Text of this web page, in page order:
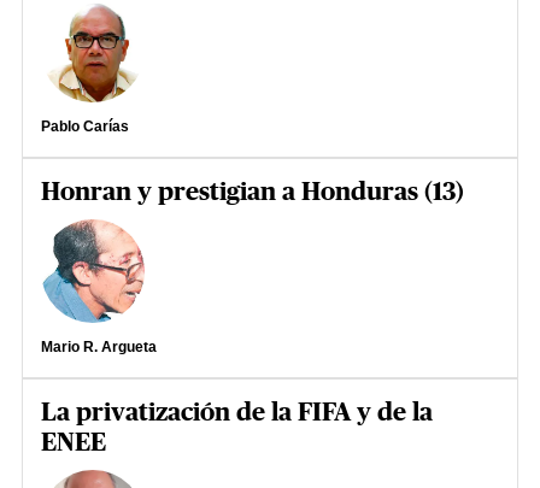
Pablo Carías
Honran y prestigian a Honduras (13)
Mario R. Argueta
La privatización de la FIFA y de la
ENEE